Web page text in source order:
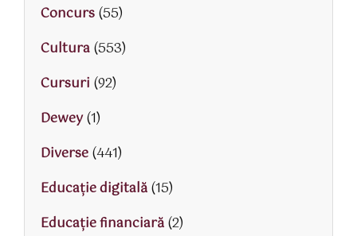
Concurs(55)
Cultura(553)
Cursuri (92)
Dewey(1)
Diverse(441)
Educaţie digitală(15)
Educaţie financiară(2)